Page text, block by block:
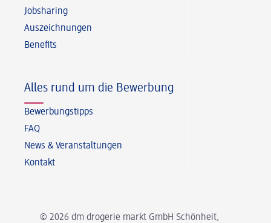
© 2026 dm drogerie markt GmbH Schönheit,
Jobsharing
Auszeichnungen
Benefits
Alles rund um die Bewerbung
Bewerbungstipps
FAQ
News & Veranstaltungen
Kontakt